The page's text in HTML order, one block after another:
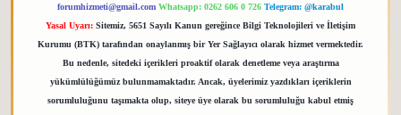
forumhizmeti@gmail.com Whatsapp: 0262 606 0 726 Telegram: @karabul
Yasal Uyarı: Sitemiz, 5651 Sayılı Kanun gereğince Bilgi Teknolojileri ve İletişim
Kurumu (BTK) tarafından onaylanmış bir Yer Sağlayıcı olarak hizmet vermektedir.
Bu nedenle, sitedeki içerikleri proaktif olarak denetleme veya araştırma
yükümlülüğümüz bulunmamaktadır. Ancak, üyelerimiz yazdıkları içeriklerin
sorumluluğunu taşımakta olup, siteye üye olarak bu sorumluluğu kabul etmiş